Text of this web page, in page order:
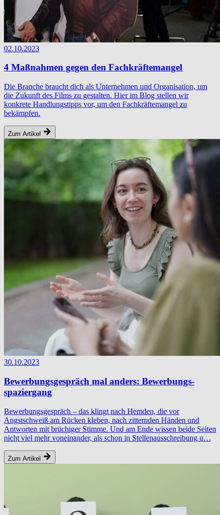
02.10.2023
4 Maßnahmen gegen den Fachkräftemangel
Die Branche braucht dich als Unternehmen und Organisation, um
die Zukunft des Films zu gestalten. Hier im Blog stellen wir
konkrete Handlungstipps vor, um den Fachkräftemangel zu
bekämpfen.
Zum Artikel
30.10.2023
Bewerbungs­gespräch mal anders: Bewerbungs­
spaziergang
Bewerbungsgespräch – das klingt nach Hemden, die vor
Angstschweiß am Rücken kleben, nach zitternden Händen und
Antworten mit brüchiger Stimme. Und am Ende wissen beide Seiten
nicht viel mehr voneinander, als schon in Stellenausschreibung u…
Zum Artikel